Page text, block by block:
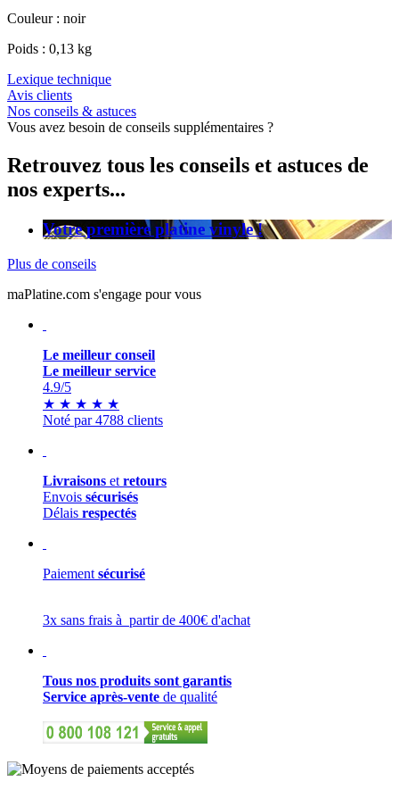
Couleur : noir
Poids : 0,13 kg
Lexique technique
Avis clients
Nos conseils & astuces
Vous avez besoin de conseils supplémentaires ?
Retrouvez tous les conseils et astuces de
nos experts...
Votre première platine vinyle !
Plus de conseils
maPlatine.com s'engage pour vous
Le meilleur conseil
Le meilleur service
4.9/5
★ ★ ★ ★ ★
Noté par 4788 clients
Livraisons et retours
Envois sécurisés
Délais respectés
Paiement sécurisé
3x sans frais à partir de 400€ d'achat
Tous nos produits sont garantis
Service après-vente de qualité